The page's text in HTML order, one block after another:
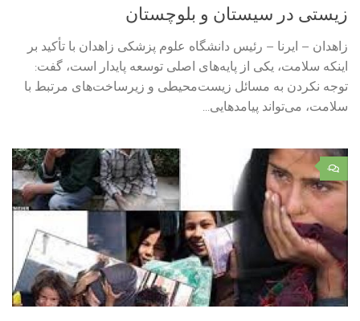
زیستی در سیستان و بلوچستان
زاهدان – ایرنا – رئیس دانشگاه علوم پزشکی زاهدان با تأکید بر
اینکه سلامت، یکی از پایه‌های اصلی توسعه پایدار است، گفت:
توجه نکردن به مسائل زیست‌محیطی و زیرساخت‌های مرتبط با
سلامت، می‌تواند پیامدهایی...
۰